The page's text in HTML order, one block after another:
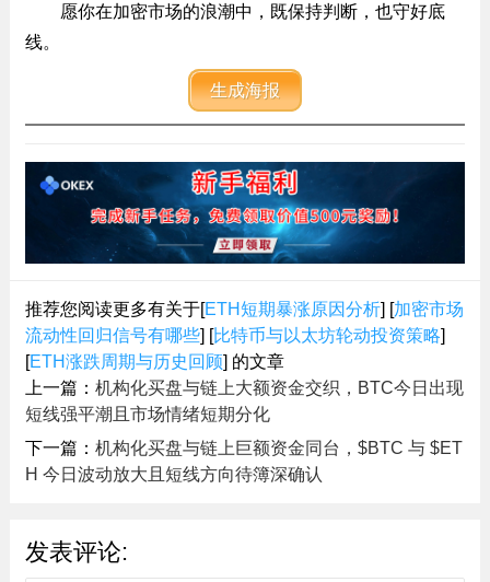
愿你在加密市场的浪潮中，既保持判断，也守好底
线。
生成海报
推荐您阅读更多有关于[ETH短期暴涨原因分析] [加密市场
流动性回归信号有哪些] [比特币与以太坊轮动投资策略]
[ETH涨跌周期与历史回顾] 的文章
上一篇：机构化买盘与链上大额资金交织，BTC今日出现
短线强平潮且市场情绪短期分化
下一篇：机构化买盘与链上巨额资金同台，$BTC 与 $ET
H 今日波动放大且短线方向待簿深确认
发表评论: